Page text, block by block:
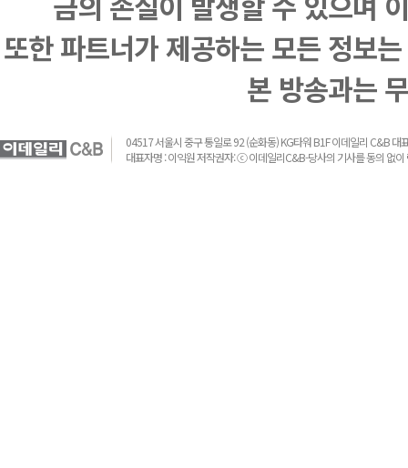
또한 파트너가 제공하는 모든 정보
본 방송과는
04517 서울시 중구 통일로 92 (순화동) KG타워 B1F 이데일리 C&B
대표자명 : 이익원 저작권자: ⓒ 이데일리C&B-당사의 기사를 동의 없